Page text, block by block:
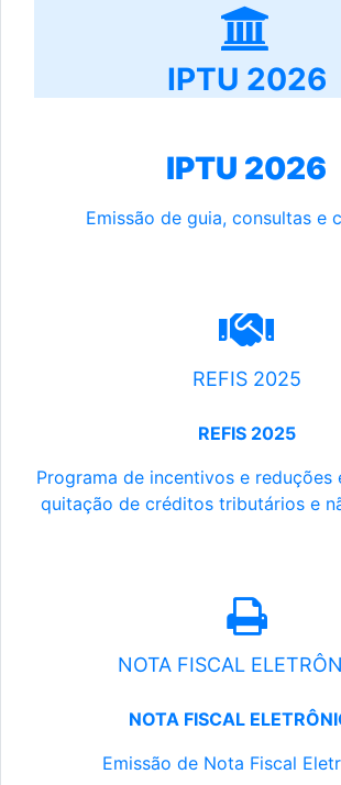
IPTU 2026
IPTU 2026
Emissão de guia, consultas e
REFIS 2025
REFIS 2025
Programa de incentivos e reduções
quitação de créditos tributários e
NOTA FISCAL
NOTA FISCAL
Emissão de Nota Fiscal